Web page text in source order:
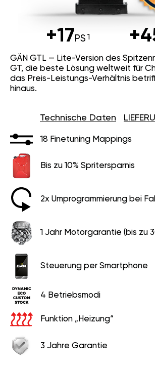
+17PS
GÄN GTL — Lite-Version des
GT, die beste Lösung weltweit für
das Preis-Leistungs-Verhältnis
hinaus.
Technische Daten
18 Finetuning Mappings
Bis zu 10% Spritersparnis
2x Umprogrammierung bei
1 Jahr Motorgarantie (bis zu
Steuerung per Smartphone
4 Betriebsmodi
Funktion „Heizung“
3 Jahre Garantie